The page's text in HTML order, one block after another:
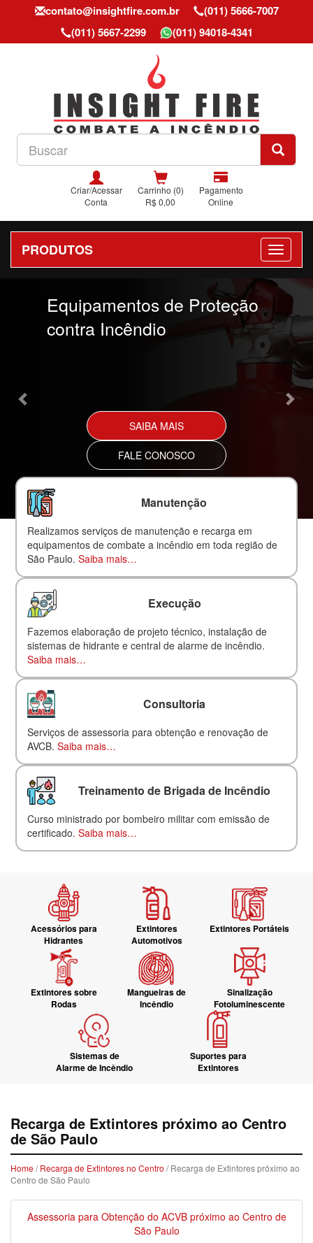
contato@insightfire.com.br
(011) 5666-7007
(011) 5667-2299
(011) 94018-4341
Criar/Acessar
Conta
Carrinho (0)
R$ 0,00
Pagamento
Online
PRODUTOS
Equipamentos de Proteção
contra Incêndio
SAIBA MAIS
FALE CONOSCO
Manutenção
Realizamos serviços de manutenção e recarga em
equipamentos de combate a incêndio em toda região de
São Paulo.Saiba mais…
Execução
Fazemos elaboração de projeto técnico, instalação de
sistemas de hidrante e central de alarme de incêndio.
Saiba mais…
Consultoria
Serviços de assessoria para obtenção e renovação de
AVCB.Saiba mais…
Treinamento de Brigada de Incêndio
Curso ministrado por bombeiro militar com emissão de
certificado.Saiba mais…
Acessórios para
Hidrantes
Extintores
Automotivos
Extintores Portáteis
Extintores sobre
Rodas
Mangueiras de
Incêndio
Sinalização
Fotoluminescente
Sistemas de
Alarme de Incêndio
Suportes para
Extintores
Recarga de Extintores próximo ao Centro
de São Paulo
Home/Recarga de Extintores no Centro / Recarga de Extintores próximo ao
Centro de São Paulo
Assessoria para Obtenção do ACVB próximo ao Centro de
São Paulo